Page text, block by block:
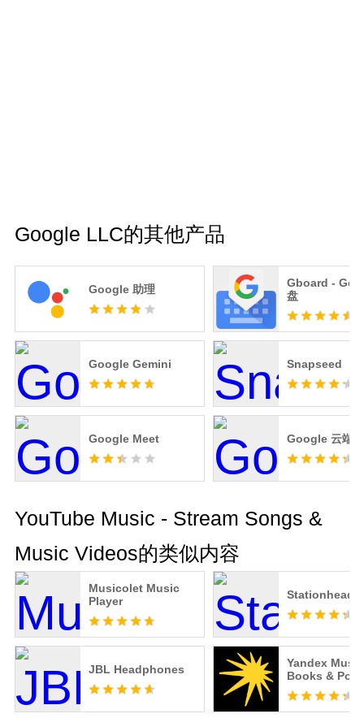
Google LLC的其他产品
Google 助理
Gboard -
盘
Google Gemini Snapseed
Google Meet Google 云端
YouTube Music - Stream Songs &
Music Videos的类似内容
Musicolet Music
Player
Stationhead
JBL Headphones
Yandex
Books &